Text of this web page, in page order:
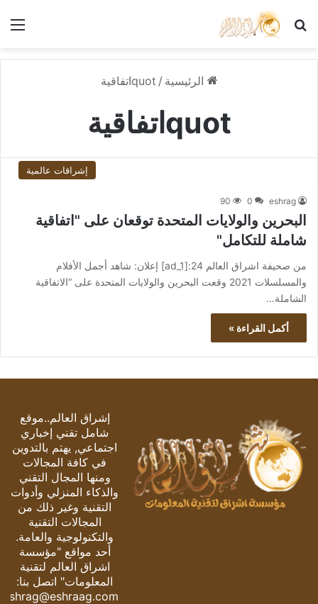
بحث عن
الرئيسية / quotاتفاقية
quotاتفاقية
إشراقات عالمية
eshrag
0
90
البحرين والولايات المتحدة توقعان على "اتفاقية
شاملة للتكامل"
من صحيفة اشراق العالم 24:[ad_1] إعلان: شاهد أجمل الأفلام
والمسلسلات 2021 وقعت البحرين والولايات المتحدة على “الاتفاقية
الشاملة…
أكمل القراءة »
إشراق العالم..موقع
شامل تقني إخباري
اجتماعي, يهتم بالتدوين
في كافة المجالات
ومنها المجال التقني
والذكاء المنزلي وأدوات
التقنية وغير ذلك من
المجالات التقنية
والتكنولوجية والعامة.
أحد مواقع "مؤسسة
اشراق العالم لتقنية
المعلومات" اتصل بنا:
eshrag@eshraag.com